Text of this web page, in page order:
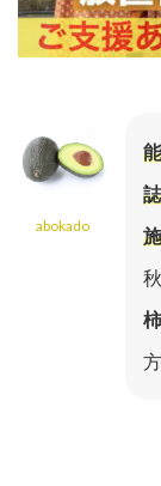
abokado
柿